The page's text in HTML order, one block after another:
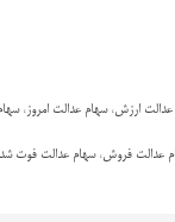
عدالت ارزش،سهام عدالت امروز،
عدالت فروش،سهام عدالت فوت